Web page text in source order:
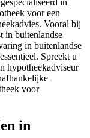
voor een
Vooral bij
in buitenlandse
in buitenlandse
Spreekt u
hypotheekadviseur
voor
in